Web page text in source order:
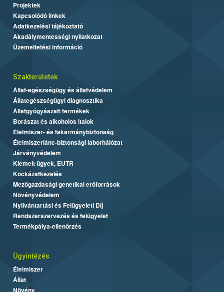
Projektek
Kapcsolódó linkek
Adatkezelési tájékoztató
Akadálymentességi nyilatkozat
Üzemeltetési információ
Szakterületek
Állat-egészségügy és állatvédelem
Állategészségügyi diagnosztika
Állatgyógyászati termékek
Borászat és alkoholos italok
Élelmiszer- és takarmánybiztonság
Élelmiszerlánc-biztonsági laborhálózat
Járványvédelem
Kiemelt ügyek, EUTR
Kockázatkezelés
Mezőgazdasági genetikai erőforrások
Növényvédelem
Nyilvántartási és Felügyeleti Díj
Rendszerszervezés és felügyelet
Termékpálya-ellenőrzés
Ügyintézés
Élelmiszer
Állat
Növény